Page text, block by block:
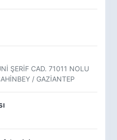
ŞERİF CAD. 71011 NOLU
/ GAZİANTEP